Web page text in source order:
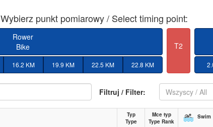
Wybierz punkt pomiarowy / Select timing point:
Rower
Bike
16.2 KM 19.9 KM 22.5 KM 22.8 KM
T2
Filtruj / Filter: Wszyscy / All
Typ
Type
Mce typ
Type Rank
Swim